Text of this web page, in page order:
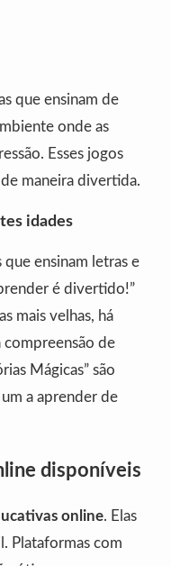
que ensinam de
onde as
Esses jogos
maneira divertida.
idades
que ensinam letras e
é divertido!”
mais velhas, há
compreensão de
Mágicas” são
a aprender de
disponíveis
online. Elas
Plataformas com